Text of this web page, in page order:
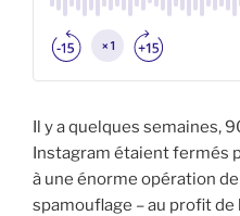
Il y a quelques semaines,
Instagram étaient fermés
à une énorme opération
spamouflage – au profit